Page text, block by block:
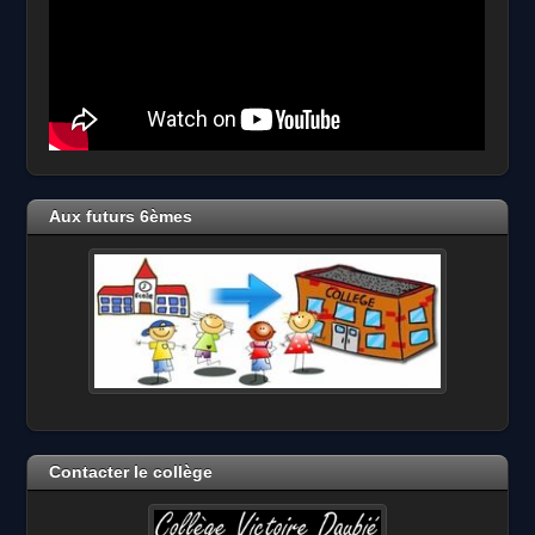
Aux futurs 6èmes
Contacter le collège